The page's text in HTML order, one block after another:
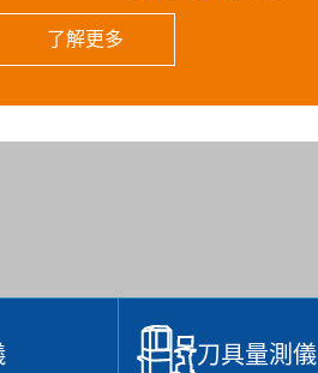
了解更多
刀具量測儀